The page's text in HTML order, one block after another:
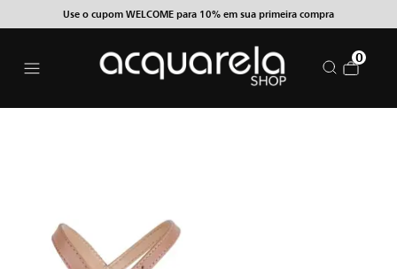
Use o cupom WELCOME para 10% em sua primeira compra
0